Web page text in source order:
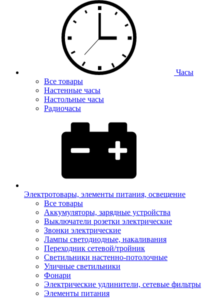
Часы
Все товары
Настенные часы
Настольные часы
Радиочасы
Электротовары, элементы питания, освещение
Все товары
Аккумуляторы, зарядные устройства
Выключатели розетки электрические
Звонки электрические
Лампы светодиодные, накаливания
Переходник сетевой/тройник
Светильники настенно-потолочные
Уличные светильники
Фонари
Электрические удлинители, сетевые фильтры
Элементы питания